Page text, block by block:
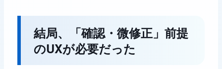
結局、「確認・微修正」前提
のUXが必要だった